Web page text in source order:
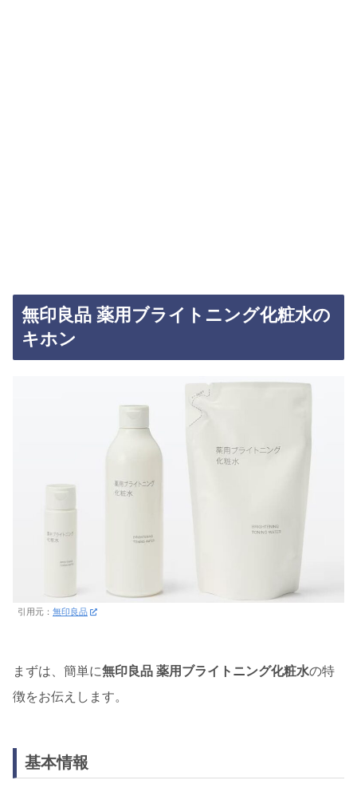
無印良品 薬用ブライトニング化粧水の
キホン
引用元： 無印良品
まずは、簡単に無印良品 薬用ブライトニング化粧水の特
徴をお伝えします。
基本情報